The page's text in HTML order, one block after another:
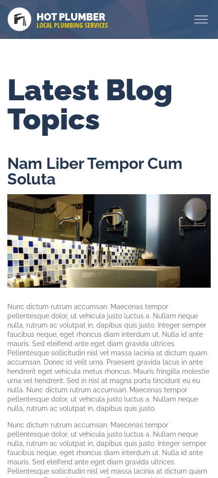
HOT PLUMBER
LOCAL PLUMBING SERVICES
Latest Blog
Topics
Nam Liber Tempor Cum
Soluta
Nunc dictum rutrum accumsan. Maecenas tempor
pellentesque dolor, ut vehicula justo luctus a. Nullam neque
nulla, rutrum ac volutpat in, dapibus quis justo. Integer semper
faucibus neque, eget rhoncus diam interdum ut. Nulla id ante
mauris. Sed eleifend ante eget diam gravida ultrices.
Pellentesque sollicitudin nisl vel massa lacinia at dictum quam
accumsan. Donec id velit urna. Praesent gravida lacus in ante
hendrerit eget vehicula metus rhoncus. Mauris fringilla molestie
urna vel hendrerit. Sed in nisl at magna porta tincidunt eu eu
nulla. Nunc dictum rutrum accumsan. Maecenas tempor
pellentesque dolor, ut vehicula justo luctus a. Nullam neque
nulla, rutrum ac volutpat in, dapibus quis justo.
Nunc dictum rutrum accumsan. Maecenas tempor
pellentesque dolor, ut vehicula justo luctus a. Nullam neque
nulla, rutrum ac volutpat in, dapibus quis justo. Integer semper
faucibus neque, eget rhoncus diam interdum ut. Nulla id ante
mauris. Sed eleifend ante eget diam gravida ultrices.
Pellentesque sollicitudin nisl vel massa lacinia at dictum quam